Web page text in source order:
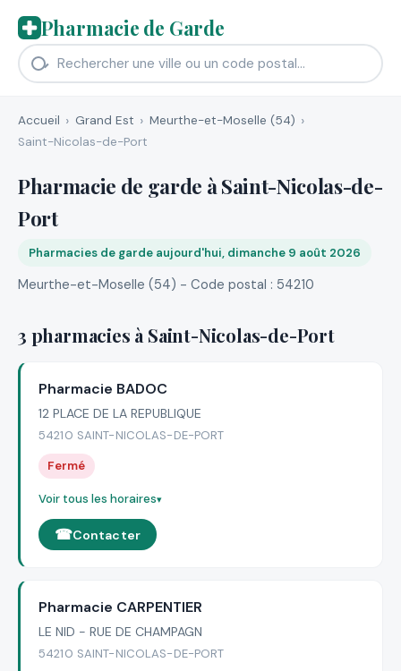
Pharmacie de Garde
Accueil Grand Est
Meurthe-et-Moselle (54)
Saint-Nicolas-de-Port
Pharmacie de garde à Saint-Nicolas-de-
Port
Pharmacies de garde aujourd'hui, dimanche 9 août 2026
Meurthe-et-Moselle (54) - Code postal : 54210
3 pharmacies à Saint-Nicolas-de-Port
Pharmacie BADOC
12 PLACE DE LA REPUBLIQUE
54210 SAINT-NICOLAS-DE-PORT
Fermé
Voir tous les horaires
Contacter
Pharmacie CARPENTIER
LE NID - RUE DE CHAMPAGN
54210 SAINT-NICOLAS-DE-PORT